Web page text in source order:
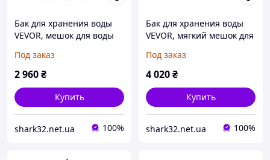
Бак для хранения воды
VEVOR, мешок для воды
мягкий контейнер для
воды, герметичный и
Под заказ
2 960₴
Купить
shark32.net.ua 100%
Бак для хранения воды
VEVOR, мягкий мешок для
л, контейнер для
хранения воды,
Под заказ
4 020₴
Купить
shark32.net.ua 100%